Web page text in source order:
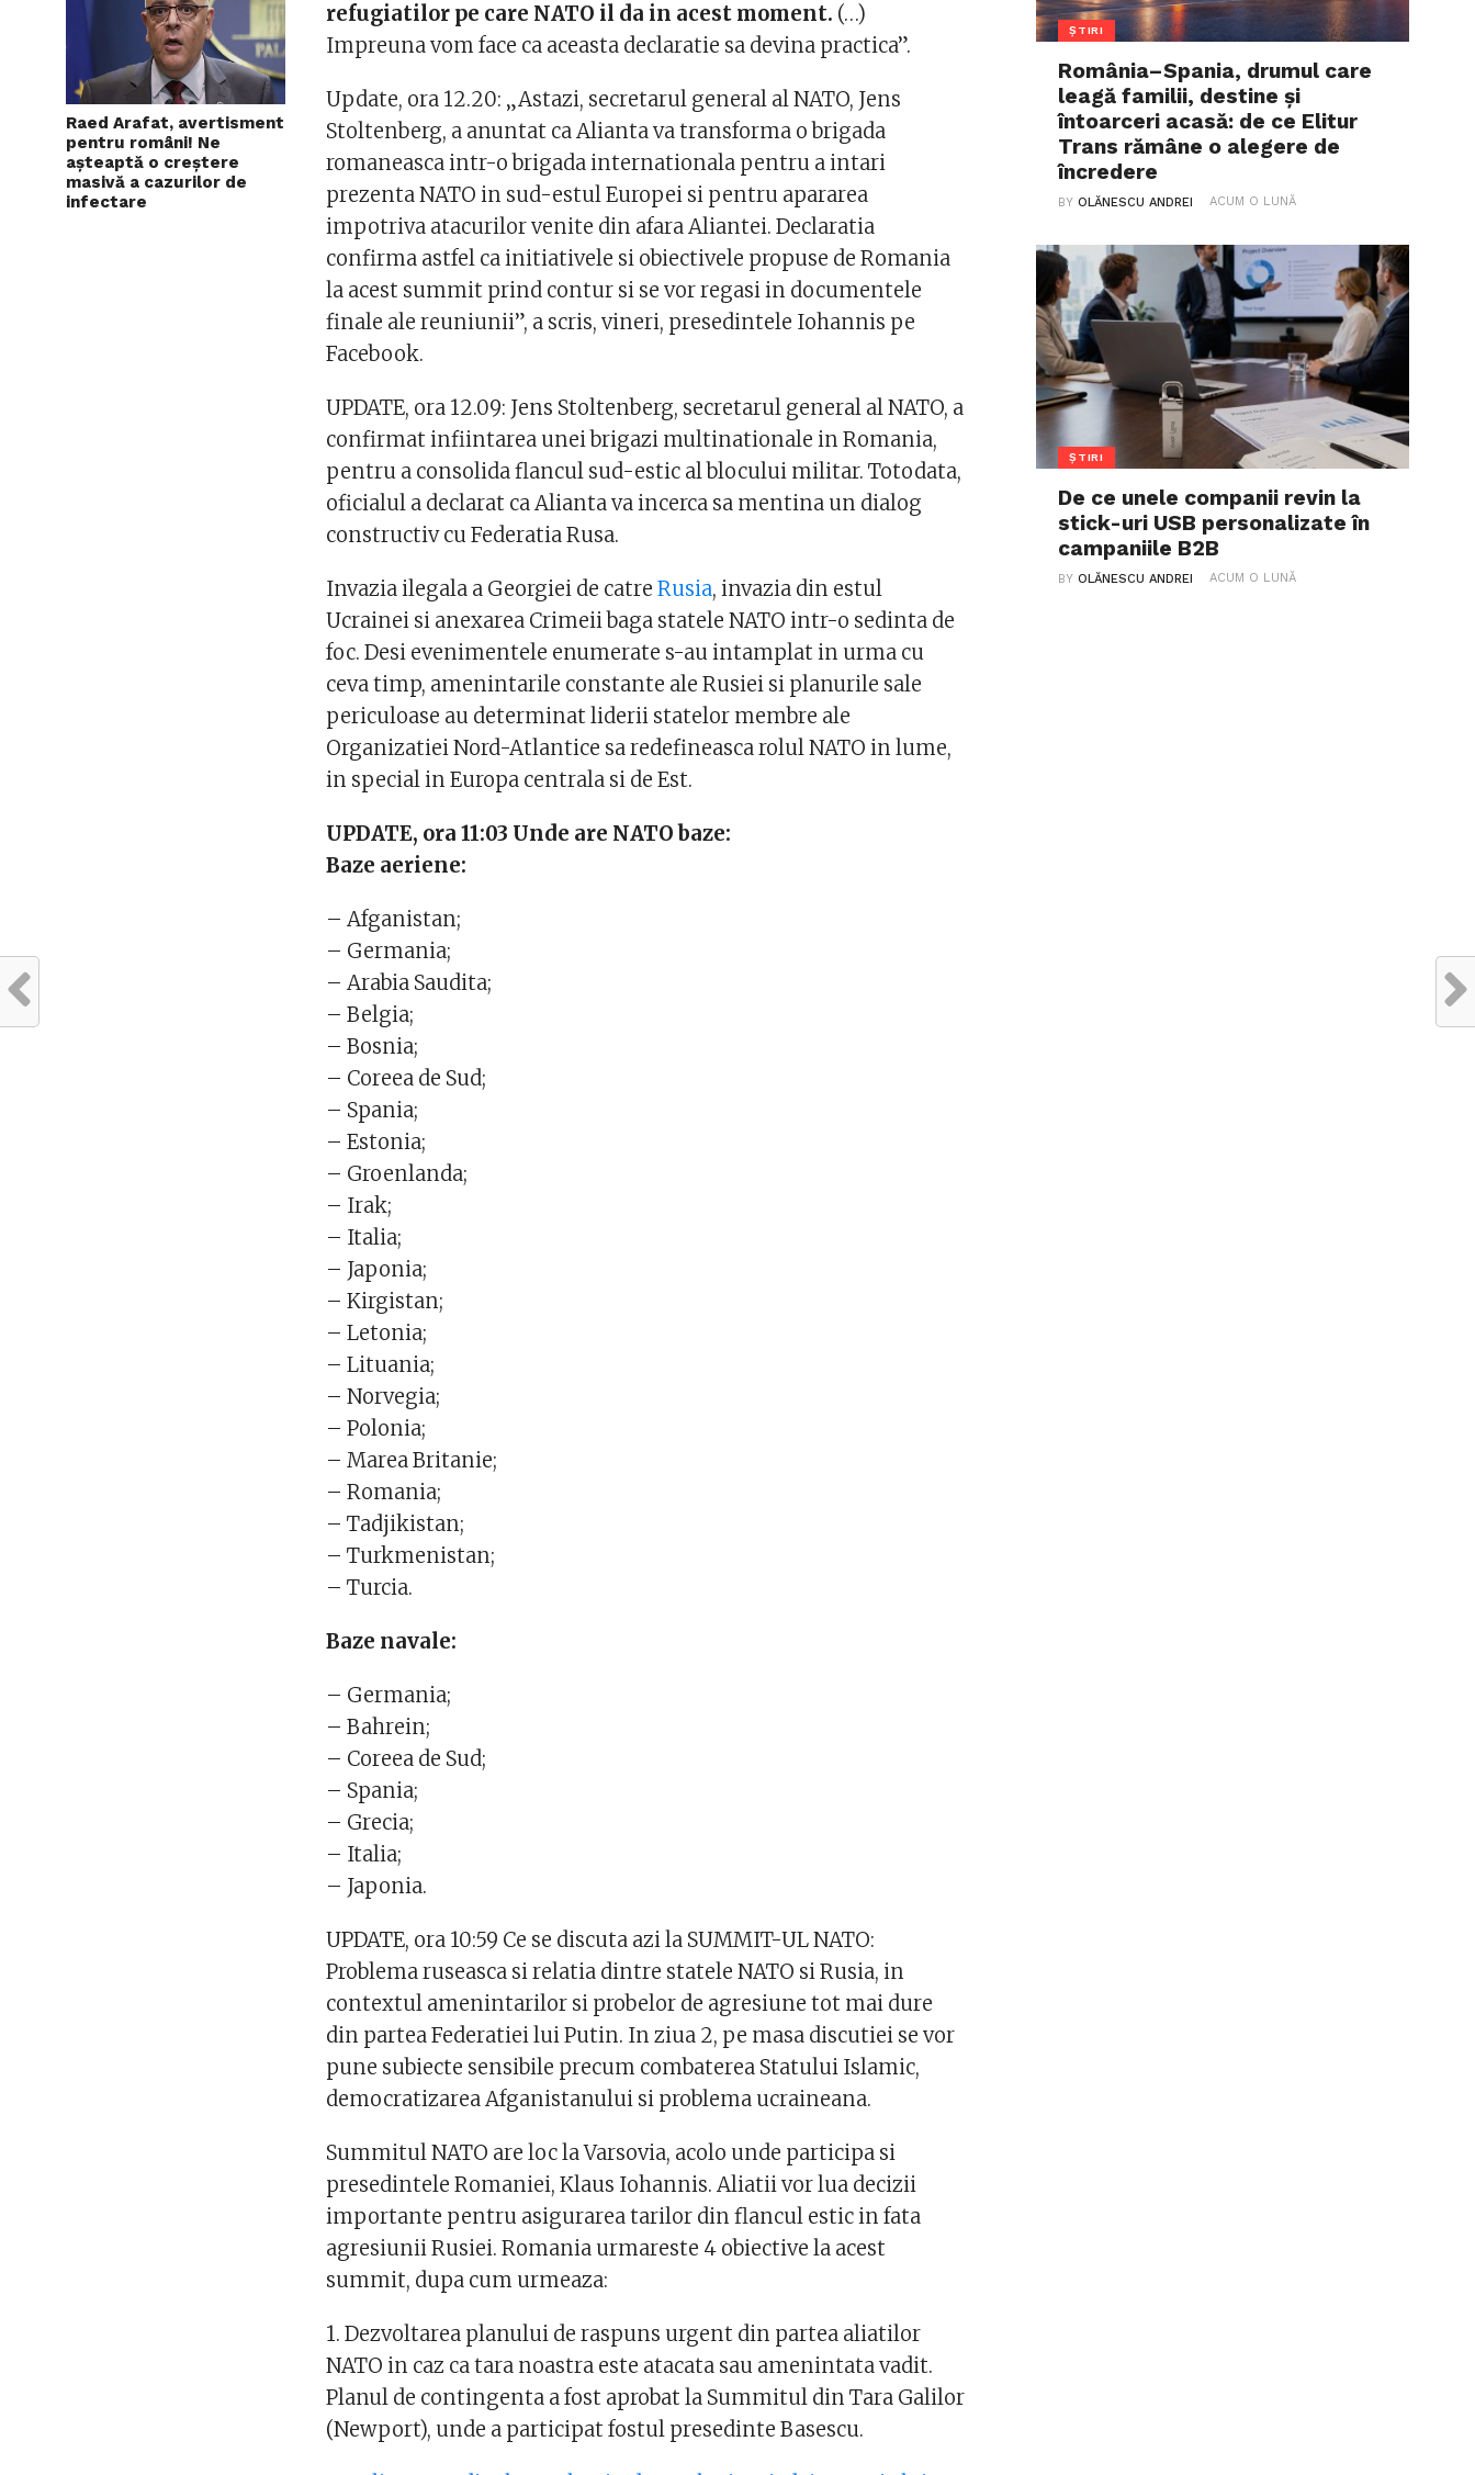
Raed Arafat, avertisment
pentru români! Ne
așteaptă o creștere
masivă a cazurilor de
infectare
refugiatilor pe care NATO il da in acest moment. (…)
Impreuna vom face ca aceasta declaratie sa devina practica”.
Update, ora 12.20: „Astazi, secretarul general al NATO, Jens
Stoltenberg, a anuntat ca Alianta va transforma o brigada
romaneasca intr-o brigada internationala pentru a intari
prezenta NATO in sud-estul Europei si pentru apararea
impotriva atacurilor venite din afara Aliantei. Declaratia
confirma astfel ca initiativele si obiectivele propuse de Romania
la acest summit prind contur si se vor regasi in documentele
finale ale reuniunii”, a scris, vineri, presedintele Iohannis pe
Facebook.
UPDATE, ora 12.09: Jens Stoltenberg, secretarul general al NATO, a
confirmat infiintarea unei brigazi multinationale in Romania,
pentru a consolida flancul sud-estic al blocului militar. Totodata,
oficialul a declarat ca Alianta va incerca sa mentina un dialog
constructiv cu Federatia Rusa.
Invazia ilegala a Georgiei de catreRusia, invazia din estul
Ucrainei si anexarea Crimeii baga statele NATO intr-o sedinta de
foc. Desi evenimentele enumerate s-au intamplat in urma cu
ceva timp, amenintarile constante ale Rusiei si planurile sale
periculoase au determinat liderii statelor membre ale
Organizatiei Nord-Atlantice sa redefineasca rolul NATO in lume,
in special in Europa centrala si de Est.
UPDATE, ora 11:03 Unde are NATO baze:
Baze aeriene:
– Afganistan;
– Germania;
– Arabia Saudita;
– Belgia;
– Bosnia;
– Coreea de Sud;
– Spania;
– Estonia;
– Groenlanda;
– Irak;
– Italia;
– Japonia;
– Kirgistan;
– Letonia;
– Lituania;
– Norvegia;
– Polonia;
– Marea Britanie;
– Romania;
– Tadjikistan;
– Turkmenistan;
– Turcia.
Baze navale:
– Germania;
– Bahrein;
– Coreea de Sud;
– Spania;
– Grecia;
– Italia;
– Japonia.
UPDATE, ora 10:59 Ce se discuta azi la SUMMIT-UL NATO:
Problema ruseasca si relatia dintre statele NATO si Rusia, in
contextul amenintarilor si probelor de agresiune tot mai dure
din partea Federatiei lui Putin. In ziua 2, pe masa discutiei se vor
pune subiecte sensibile precum combaterea Statului Islamic,
democratizarea Afganistanului si problema ucraineana.
Summitul NATO are loc la Varsovia, acolo unde participa si
presedintele Romaniei, Klaus Iohannis. Aliatii vor lua decizii
importante pentru asigurarea tarilor din flancul estic in fata
agresiunii Rusiei. Romania urmareste 4 obiective la acest
summit, dupa cum urmeaza:
1. Dezvoltarea planului de raspuns urgent din partea aliatilor
NATO in caz ca tara noastra este atacata sau amenintata vadit.
Planul de contingenta a fost aprobat la Summitul din Tara Galilor
(Newport), unde a participat fostul presedinte Basescu.
ȘTIRI
România–Spania, drumul care
leagă familii, destine și
întoarceri acasă: de ce Elitur
Trans rămâne o alegere de
încredere
BYOLĂNESCU ANDREI ACUM O LUNĂ
ȘTIRI
De ce unele companii revin la
stick-uri USB personalizate în
campaniile B2B
BYOLĂNESCU ANDREI ACUM O LUNĂ